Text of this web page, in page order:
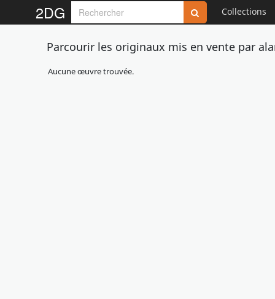
2DG Collections
Parcourir les originaux mis en vente par
Aucune œuvre trouvée.